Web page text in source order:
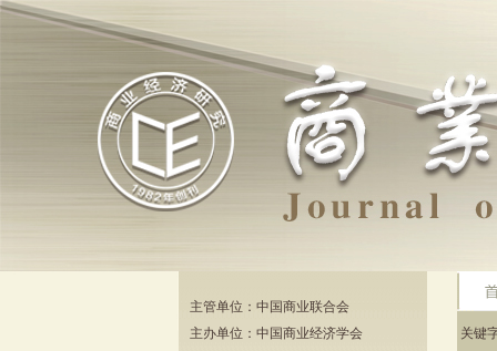
主管单位：中国商业联合会
主办单位：中国商业经济学会
关键